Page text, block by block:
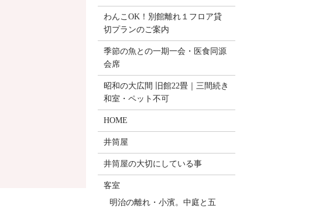
わんこOK！別館離れ１フロア貸
切プランのご案内
季節の魚との一期一会・医食同源
会席
昭和の大広間 旧館22畳｜三間続き
和室・ペット不可
HOME
井筒屋
井筒屋の大切にしている事
客室
明治の離れ・小濱。中庭と五